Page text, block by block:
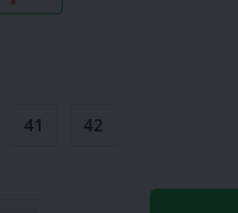
41 42